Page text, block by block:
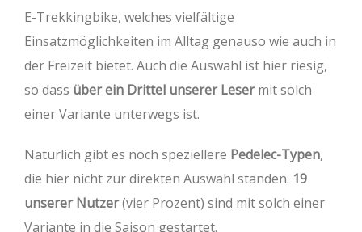
E-Trekkingbike, welches vielfältige
Einsatzmöglichkeiten im Alltag genauso wie auch in
der Freizeit bietet. Auch die Auswahl ist hier riesig,
so dass über ein Drittel unserer Lesermit solch
einer Variante unterwegs ist.
Natürlich gibt es noch speziellere Pedelec-Typen,
die hier nicht zur direkten Auswahl standen. 19
unserer Nutzer(vier Prozent) sind mit solch einer
Variante in die Saison gestartet.